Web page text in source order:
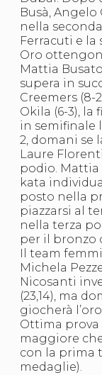
Busà, Angelo
nella
Ferracuti e la
Oro
Mattia
supera in
Creemers (8-
Okila (6-3), la
in semifinale
2, domani se
Laure
podio. Mattia
kata
posto nella
piazzarsi al
nella terza
per il bronzo
Il team
Michela
Nicosanti
(23,14), ma
giocherà
Ottima
maggiore
con la prima
medaglie).